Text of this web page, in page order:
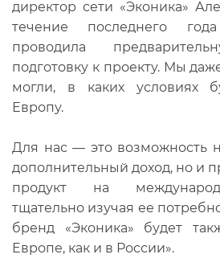
директор сети «Эконика»
течение последнего
проводила
подготовку к проекту. Мы
могли, в каких условиях
Европу.
Для нас — это возможность
дополнительный доход, но и
продукт на
тщательно изучая ее
бренд «Эконика» будет
Европе, как и в России».